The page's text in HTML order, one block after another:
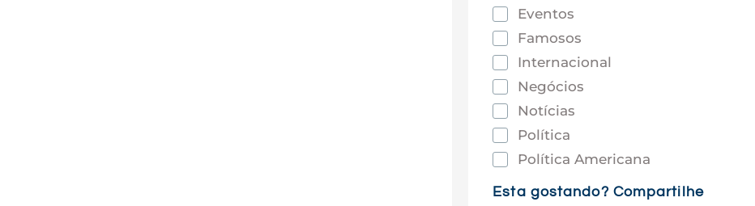
Eventos
Famosos
Internacional
Negócios
Notícias
Política
Política Americana
Saúde
Esta gostando? Compartilhe